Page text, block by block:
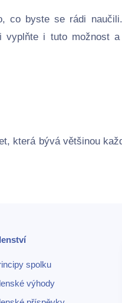
co byste se rádi
i tuto možnost
která bývá většinou
spolku
výhody